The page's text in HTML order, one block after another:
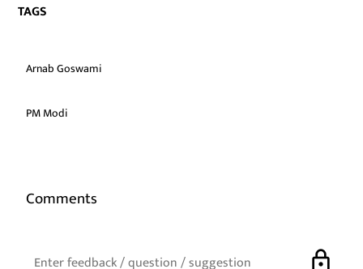
TAGS
Arnab Goswami
PM Modi
Comments
lock